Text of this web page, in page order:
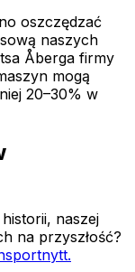
oszczędzać
naszych
Åberga firmy
mogą
20–30% w
naszej
na przyszłość?